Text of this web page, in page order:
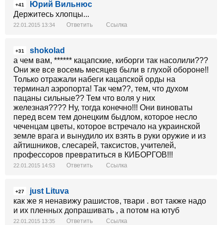
+41
Юрий Вильнюс
Держитесь хлопцы...
22.01.2015 13:34 Ответить Ссылка
+31
shokolad
а чем вам, ****** кацапские, киборги так насолили???
Они же все восемь месяцев были в глухой обороне!!
Только отражали набеги кацапской орды на
терминал аэропорта! Так чем??, тем, что духом
пацаны сильные?? Тем что воля у них
железная???? Ну, тогда конечно!!! Они виноваты
перед всем тем донецким быдлом, которое несло
чеченцам цветы, которое встречало на украинской
земле врага и вынудило их взять в руки оружие и из
айтишников, слесарей, таксистов, учителей,
профессоров превратиться в КИБОРГОВ!!!
22.01.2015 14:53 Ответить Ссылка
+27
just Lituva
как же я ненавижу рашистов, твари . вот также надо
и их пленных допрашивать , а потом на ютуб
22.01.2015 13:35 Ответить Ссылка